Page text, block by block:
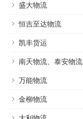
盛大物流
恒吉至达物流
凯丰货运
南天物流、泰安物流
万能物流
金柳物流